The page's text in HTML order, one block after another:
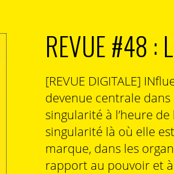
REVUE #48 :
[REVUE DIGITALE]
devenue centrale dans
singularité à l’heure
singularité là où elle
marque, dans les
rapport au pouvoir et